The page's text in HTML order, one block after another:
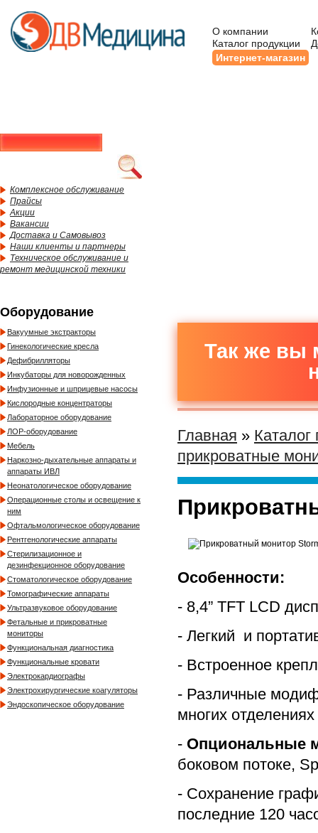
О компании
Каталог продукции
Интернет-магазин
Комплексное обслуживание
Прайсы
Акции
Вакансии
Доставка и Самовывоз
Наши клиенты и партнеры
Техническое обслуживание и
ремонт медицинской техники
Оборудование
Вакуумные экстракторы
Гинекологические кресла
Дефибрилляторы
Инкубаторы для новорожденных
Инфузионные и шприцевые насосы
Кислородные концентраторы
Лабораторное оборудование
ЛОР-оборудование
Мебель
Наркозно-дыхательные аппараты и
аппараты ИВЛ
Неонатологическое оборудование
Операционные столы и освещение к
ним
Офтальмологическое оборудование
Рентгенологические аппараты
Стерилизационное и
дезинфекционное оборудование
Стоматологическое оборудование
Томографические аппараты
Ультразвуковое оборудование
Фетальные и прикроватные
мониторы
Функциональная диагностика
Функциональные кровати
Электрокардиографы
Электрохирургические коагуляторы
Эндоскопическое оборудование
Так же вы
Главная » Каталог
прикроватные
Особенности:
- 8,4” TFT LCD
- Легкий и
- Встроенное
- Различные
многих
- Опциональные
боковом потоке,
- Сохранение
последние 120